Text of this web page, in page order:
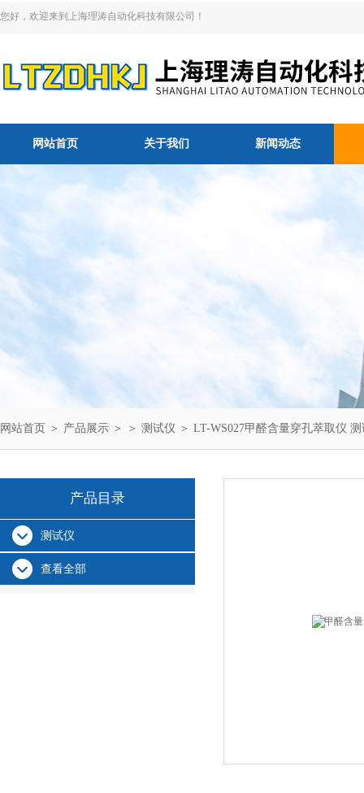
您好，欢迎来到上海理涛自动化科技有限公司！
网站首页 关于我们 新闻动态
网站首页 ＞ 产品展示 ＞ ＞ 测试仪 ＞ LT-WS027甲醛含量穿孔萃取仪
产品目录
测试仪
查看全部